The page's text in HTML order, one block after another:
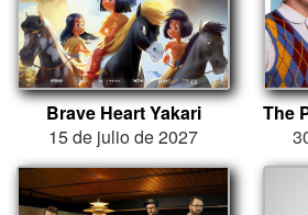
Brave Heart Yakari
15 de julio de 2027
The